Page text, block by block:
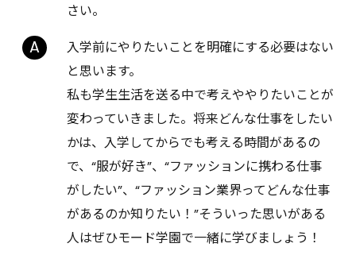
さい。
入学前にやりたいことを明確にする必要はない
と思います。
私も学生生活を送る中で考えややりたいことが
変わっていきました。将来どんな仕事をしたい
かは、入学してからでも考える時間があるの
で、“服が好き”、“ファッションに携わる仕事
がしたい”、“ファッション業界ってどんな仕事
があるのか知りたい！”そういった思いがある
人はぜひモード学園で一緒に学びましょう！